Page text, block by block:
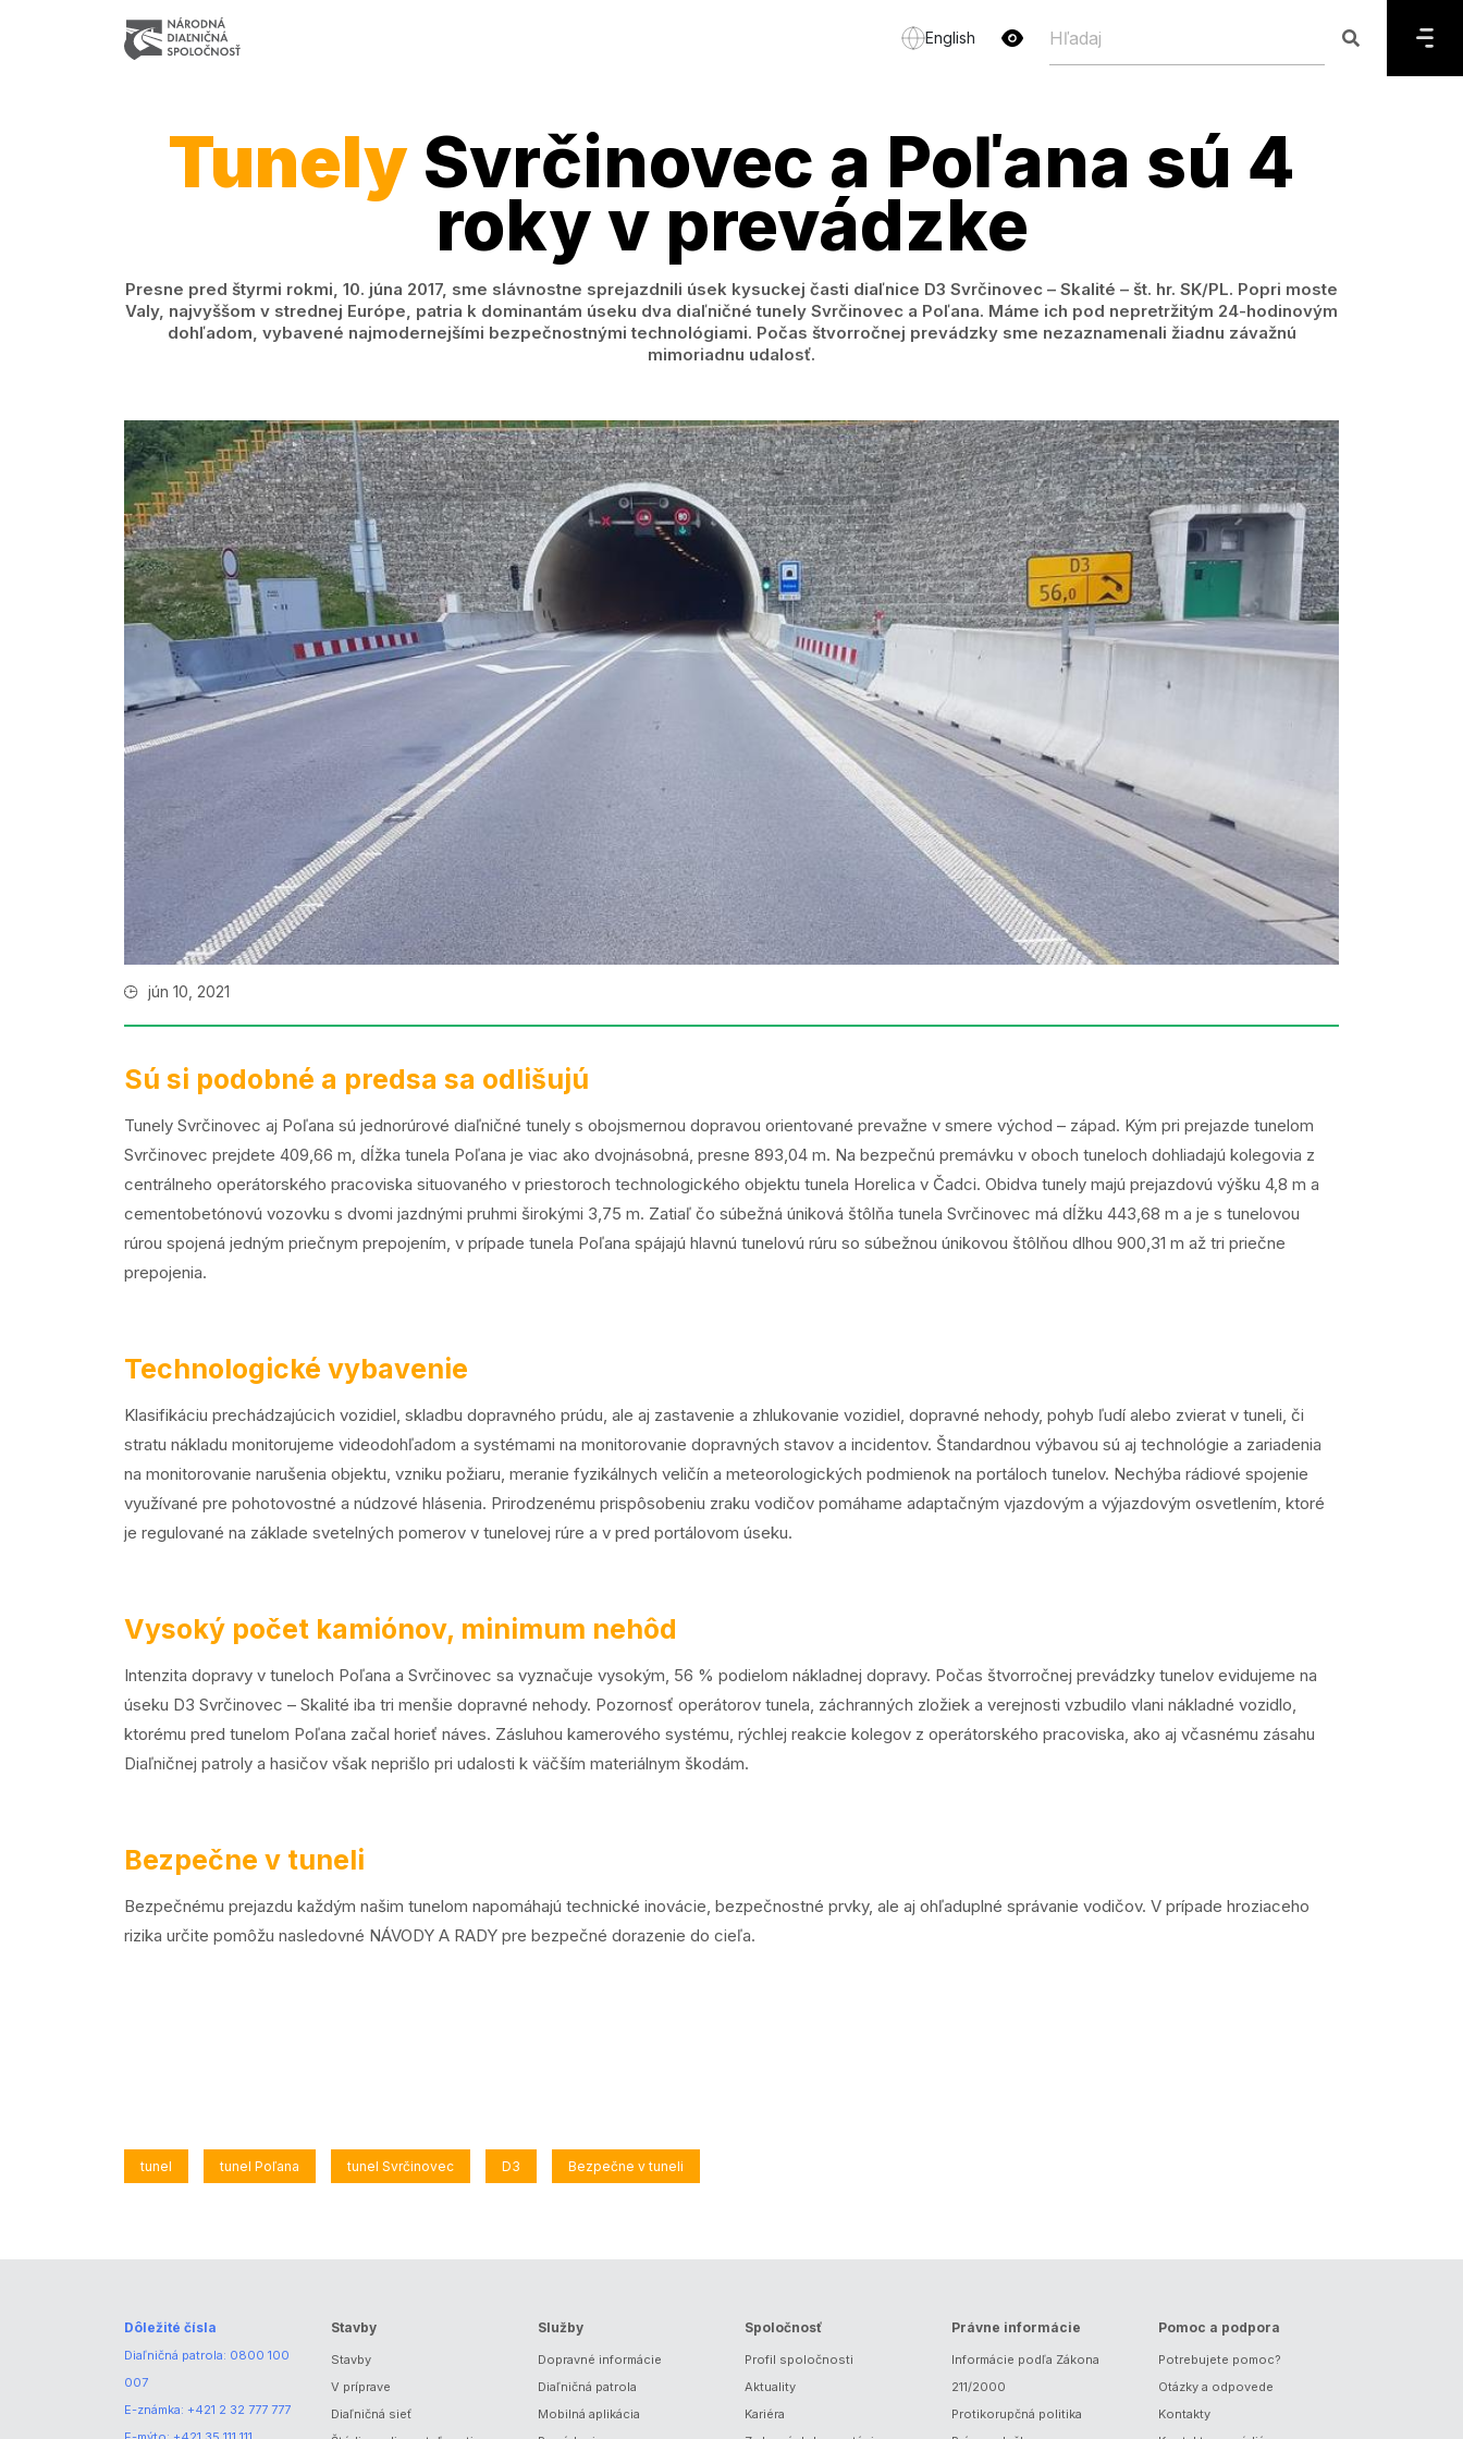
English
Tunely Svrčinovec a Poľana sú 4
roky v prevádzke
Presne pred štyrmi rokmi, 10. júna 2017, sme slávnostne sprejazdnili úsek kysuckej časti diaľnice D3 Svrčinovec – Skalité – št. hr. SK/PL. Popri moste
Valy, najvyššom v strednej Európe, patria k dominantám úseku dva diaľničné tunely Svrčinovec a Poľana. Máme ich pod nepretržitým 24-hodinovým
dohľadom, vybavené najmodernejšími bezpečnostnými technológiami. Počas štvorročnej prevádzky sme nezaznamenali žiadnu závažnú
mimoriadnu udalosť.
jún 10, 2021
Sú si podobné a predsa sa odlišujú
Tunely Svrčinovec aj Poľana sú jednorúrové diaľničné tunely s obojsmernou dopravou orientované prevažne v smere východ – západ. Kým pri prejazde tunelom
Svrčinovec prejdete 409,66 m, dĺžka tunela Poľana je viac ako dvojnásobná, presne 893,04 m. Na bezpečnú premávku v oboch tuneloch dohliadajú kolegovia z
centrálneho operátorského pracoviska situovaného v priestoroch technologického objektu tunela Horelica v Čadci. Obidva tunely majú prejazdovú výšku 4,8 m a
cementobetónovú vozovku s dvomi jazdnými pruhmi širokými 3,75 m. Zatiaľ čo súbežná úniková štôlňa tunela Svrčinovec má dĺžku 443,68 m a je s tunelovou
rúrou spojená jedným priečnym prepojením, v prípade tunela Poľana spájajú hlavnú tunelovú rúru so súbežnou únikovou štôlňou dlhou 900,31 m až tri priečne
prepojenia.
Technologické vybavenie
Klasifikáciu prechádzajúcich vozidiel, skladbu dopravného prúdu, ale aj zastavenie a zhlukovanie vozidiel, dopravné nehody, pohyb ľudí alebo zvierat v tuneli, či
stratu nákladu monitorujeme videodohľadom a systémami na monitorovanie dopravných stavov a incidentov. Štandardnou výbavou sú aj technológie a zariadenia
na monitorovanie narušenia objektu, vzniku požiaru, meranie fyzikálnych veličín a meteorologických podmienok na portáloch tunelov. Nechýba rádiové spojenie
využívané pre pohotovostné a núdzové hlásenia. Prirodzenému prispôsobeniu zraku vodičov pomáhame adaptačným vjazdovým a výjazdovým osvetlením, ktoré
je regulované na základe svetelných pomerov v tunelovej rúre a v pred portálovom úseku.
Vysoký počet kamiónov, minimum nehôd
Intenzita dopravy v tuneloch Poľana a Svrčinovec sa vyznačuje vysokým, 56 % podielom nákladnej dopravy. Počas štvorročnej prevádzky tunelov evidujeme na
úseku D3 Svrčinovec – Skalité iba tri menšie dopravné nehody. Pozornosť operátorov tunela, záchranných zložiek a verejnosti vzbudilo vlani nákladné vozidlo,
ktorému pred tunelom Poľana začal horieť náves. Zásluhou kamerového systému, rýchlej reakcie kolegov z operátorského pracoviska, ako aj včasnému zásahu
Diaľničnej patroly a hasičov však neprišlo pri udalosti k väčším materiálnym škodám.
Bezpečne v tuneli
Bezpečnému prejazdu každým našim tunelom napomáhajú technické inovácie, bezpečnostné prvky, ale aj ohľaduplné správanie vodičov. V prípade hroziaceho
rizika určite pomôžu nasledovné NÁVODY A RADY pre bezpečné dorazenie do cieľa.
tunel tunel Poľana tunel Svrčinovec D3 Bezpečne v tuneli
Dôležité čísla
Diaľničná patrola: 0800 100
007
E-známka: +421 2 32 777 777
Stavby
Stavby
V príprave
Diaľničná sieť
Služby
Dopravné informácie
Diaľničná patrola
Mobilná aplikácia
Spoločnosť
Profil spoločnosti
Aktuality
Kariéra
Právne informácie
Informácie podľa Zákona
211/2000
Protikorupčná politika
Pomoc a podpora
Potrebujete pomoc?
Otázky a odpovede
Kontakty